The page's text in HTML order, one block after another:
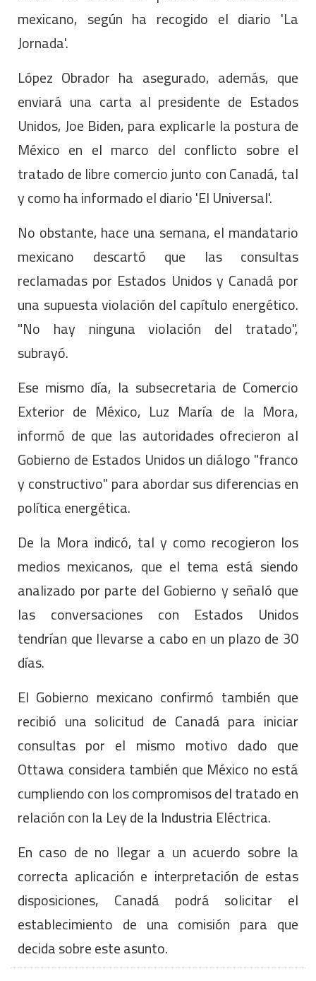
mexicano, según ha recogido el diario 'La
Jornada'.
López Obrador ha asegurado, además, que
enviará una carta al presidente de Estados
Unidos, Joe Biden, para explicarle la postura de
México en el marco del conflicto sobre el
tratado de libre comercio junto con Canadá, tal
y como ha informado el diario 'El Universal'.
No obstante, hace una semana, el mandatario
mexicano descartó que las consultas
reclamadas por Estados Unidos y Canadá por
una supuesta violación del capítulo energético.
"No hay ninguna violación del tratado",
subrayó.
Ese mismo día, la subsecretaria de Comercio
Exterior de México, Luz María de la Mora,
informó de que las autoridades ofrecieron al
Gobierno de Estados Unidos un diálogo "franco
y constructivo" para abordar sus diferencias en
política energética.
De la Mora indicó, tal y como recogieron los
medios mexicanos, que el tema está siendo
analizado por parte del Gobierno y señaló que
las conversaciones con Estados Unidos
tendrían que llevarse a cabo en un plazo de 30
días.
El Gobierno mexicano confirmó también que
recibió una solicitud de Canadá para iniciar
consultas por el mismo motivo dado que
Ottawa considera también que México no está
cumpliendo con los compromisos del tratado en
relación con la Ley de la Industria Eléctrica.
En caso de no llegar a un acuerdo sobre la
correcta aplicación e interpretación de estas
disposiciones, Canadá podrá solicitar el
establecimiento de una comisión para que
decida sobre este asunto.